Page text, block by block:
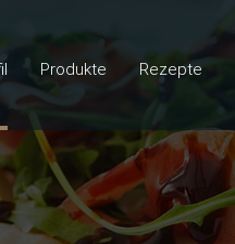
Produkte Rezepte